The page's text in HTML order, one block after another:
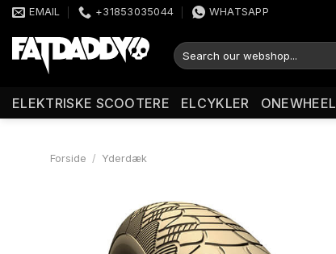
Fortsæt
indhold
EMAIL +31853035044 WHATSAPP
Søg
efter:
ELEKTRISKE SCOOTERE ELCYKLER ONEWHEEL
Forside / Yderdæk